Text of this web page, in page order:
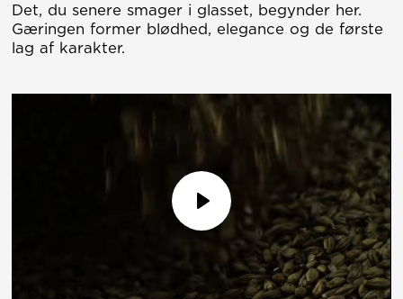
Det, du senere smager i glasset, begynder her.
Gæringen former blødhed, elegance og de første
lag af karakter.
Spil